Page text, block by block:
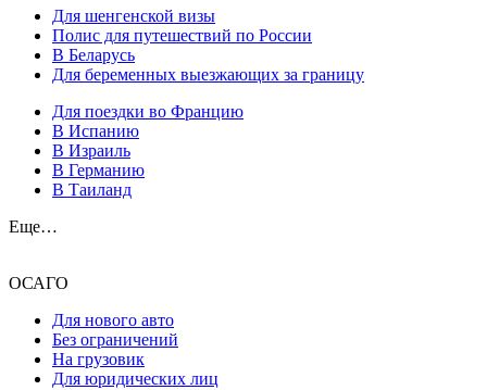
Для шенгенской визы
Полис для путешествий по России
В Беларусь
Для беременных выезжающих за границу
Для поездки во Францию
В Испанию
В Израиль
В Германию
В Таиланд
Еще…
ОСАГО
Для нового авто
Без ограничений
На грузовик
Для юридических лиц